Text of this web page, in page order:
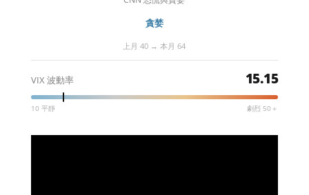
貪婪
上月 40 → 本月 64
VIX 波動率 15.15
10 平靜 劇烈 50＋